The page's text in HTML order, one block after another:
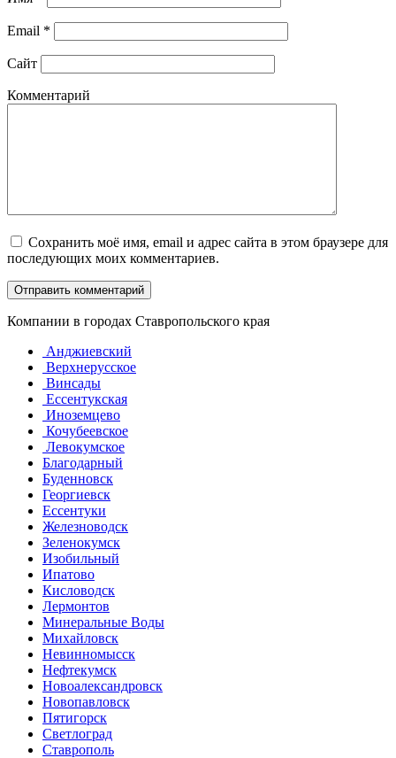
Email *
Сайт
Комментарий
Сохранить моё имя, email и адрес сайта в этом браузере для
последующих моих комментариев.
Компании в городах Ставропольского края
Анджиевский
Верхнерусское
Винсады
Ессентукская
Иноземцево
Кочубеевское
Левокумское
Благодарный
Буденновск
Георгиевск
Ессентуки
Железноводск
Зеленокумск
Изобильный
Ипатово
Кисловодск
Лермонтов
Минеральные Воды
Михайловск
Невинномысск
Нефтекумск
Новоалександровск
Новопавловск
Пятигорск
Светлоград
Ставрополь